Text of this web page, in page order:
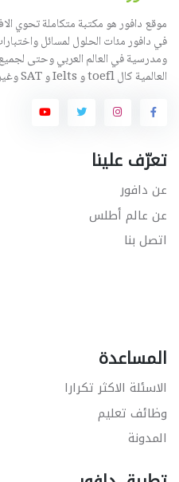
موقع دافور هو مكتبة متكاملة تحوي
في دافور مئات الحلول لمسائل
ومدرسية في العالم العربي وحتى
العالمية كال toefl و Ielts و SAT وغيرها الكثير.
تعرّف علينا
عن دافور
عن عالم أطلس
اتصل بنا
المساعدة
الاسئلة الاكثر تكرارا
وظائف تعليم
المدونة